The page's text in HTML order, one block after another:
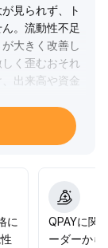
見られず、ト
。流動性不足
大きく改善し
く歪むおそれ
出来高や資金
で有効な出来
ジション構築
の取引をおす
に
QPAYに関
ーダーから